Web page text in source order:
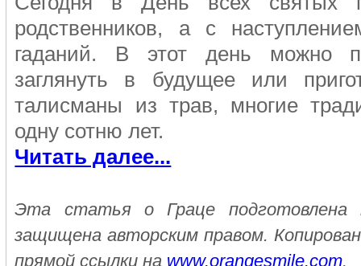
родственников, а с
гаданий. В этот день можно
заглянуть в будущее или
талисманы из трав, многие
одну сотню лет.
Читать далее...
Эта статья о Граце подготовлена
защищена авторским правом.
прямой ссылки на www.orangesmile.com.